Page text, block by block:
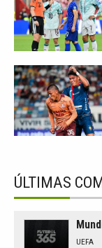
ÚLTIMAS
UEFA